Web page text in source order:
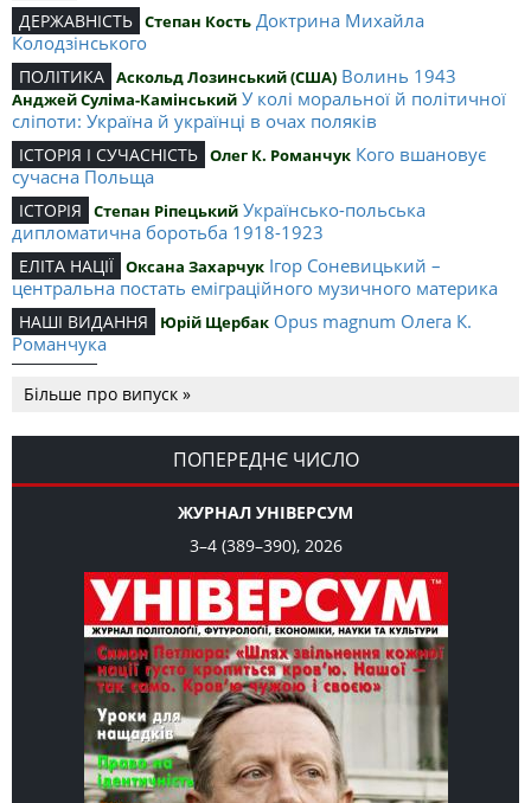
ДЕРЖАВНІСТЬ Степан Кость Доктрина Михайла
Колодзінського
ПОЛІТИКА Аскольд Лозинський (США) Волинь 1943
Анджей Суліма-Камінський У колі моральної й політичної
сліпоти: Україна й українці в очах поляків
ІСТОРІЯ І СУЧАСНІСТЬ Олег К. Романчук Кого вшановує
сучасна Польща
ІСТОРІЯ Степан Ріпецький Українсько-польська
дипломатична боротьба 1918-1923
ЕЛІТА НАЦІЇ Оксана Захарчук Ігор Соневицький –
центральна постать еміграційного музичного материка
НАШІ ВИДАННЯ Юрій Щербак Opus magnum Олега К.
Романчука
Романчука
СЛОВО РЕДАКЦІЙНЕ Олег К. Романчук Журавель і синиця
як уособлення української політстратегії й тактики
Більше про випуск »
ПОПЕРЕДНЄ ЧИСЛО
ЖУРНАЛ УНІВЕРСУМ
3–4 (389–390), 2026